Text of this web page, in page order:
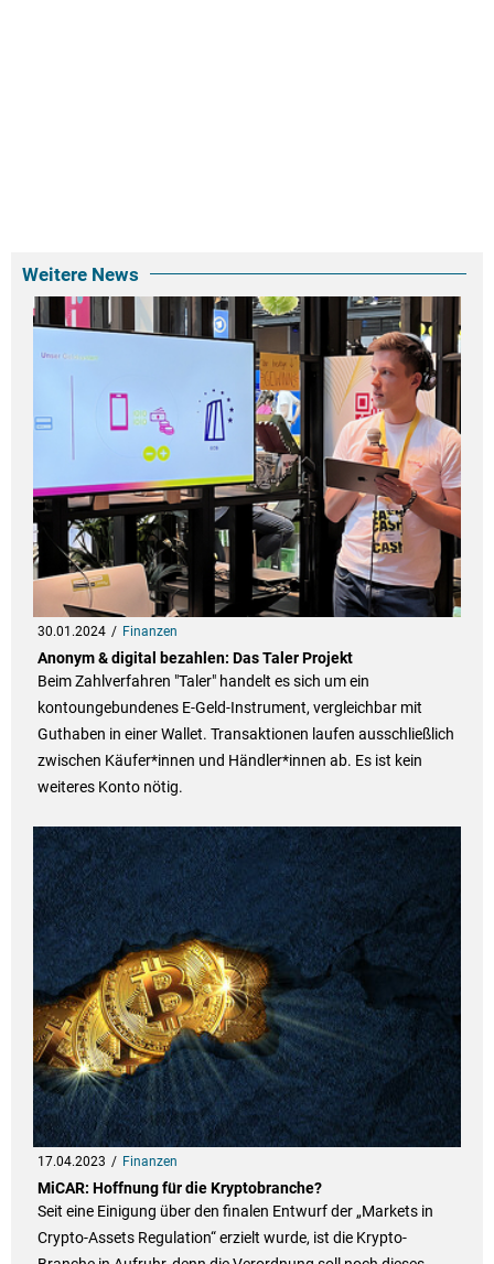
Weitere News
30.01.2024 Finanzen
Anonym & digital bezahlen: Das Taler Projekt
Beim Zahlverfahren "Taler" handelt es sich um ein
kontoungebundenes E-Geld-Instrument, vergleichbar mit
Guthaben in einer Wallet. Transaktionen laufen ausschließlich
zwischen Käufer*innen und Händler*innen ab. Es ist kein
weiteres Konto nötig.
17.04.2023 Finanzen
MiCAR: Hoffnung für die Kryptobranche?
Seit eine Einigung über den finalen Entwurf der „Markets in
Crypto-Assets Regulation“ erzielt wurde, ist die Krypto-